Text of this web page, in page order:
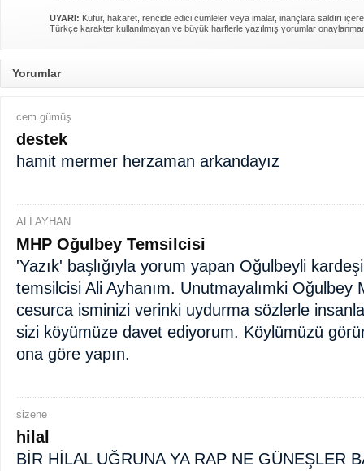
UYARI: Küfür, hakaret, rencide edici cümleler veya imalar, inançlara saldırı
Türkçe karakter kullanılmayan ve büyük harflerle yazılmış yorumlar
Yorumlar
cem gümüş
destek
hamit mermer herzaman arkandayız
ALİ AYHAN
MHP Oğulbey Temsilcisi
'Yazık' başlığıyla yorum yapan Oğulbeyli
temsilcisi Ali Ayhanım. Unutmayalımki Oğulbey
cesurca isminizi verinki uydurma sözlerle
sizi köyümüze davet ediyorum. Köylümüzü
ona göre yapın.
sizene
hilal
BİR HİLAL UĞRUNA YA RAP NE GÜNEŞLER